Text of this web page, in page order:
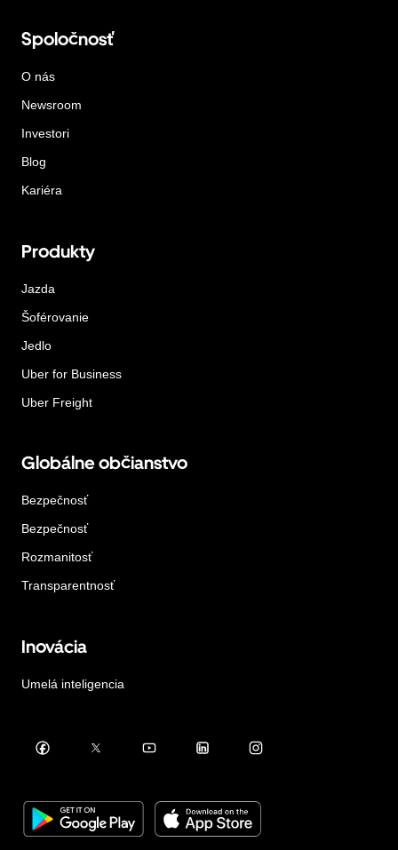
Spoločnosť
O nás
Newsroom
Investori
Blog
Kariéra
Produkty
Jazda
Šoférovanie
Jedlo
Uber for Business
Uber Freight
Globálne občianstvo
Bezpečnosť
Bezpečnosť
Rozmanitosť
Transparentnosť
Inovácia
Umelá inteligencia